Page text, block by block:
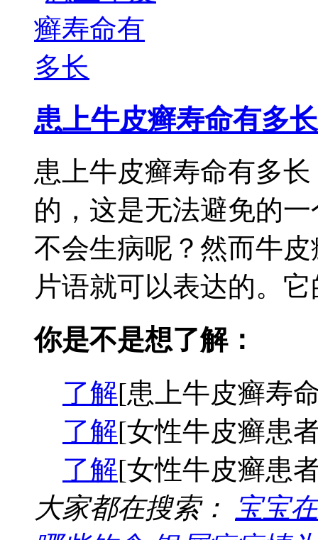
患上牛皮癣寿命有多长
患上牛皮癣寿命有多
的，这是无法避免的
不会生病呢？然而牛
片语就可以表达的。
你是不是想了解：
了解[患上牛皮癣寿
了解[女性牛皮癣患
了解[女性牛皮癣患
大家都在搜索：
宝宝